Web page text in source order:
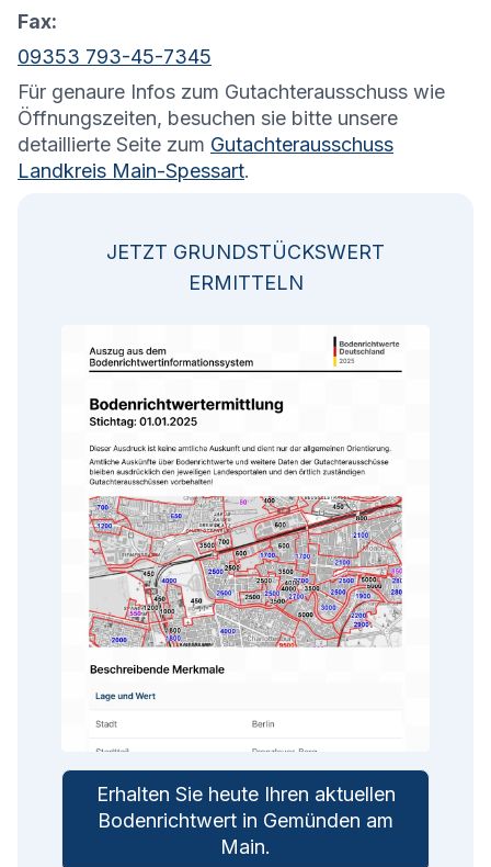
Fax:
09353 793-45-7345
Für genaure Infos zum Gutachterausschuss wie
Öffnungszeiten, besuchen sie bitte unsere
detaillierte Seite zum Gutachterausschuss
Landkreis Main-Spessart.
JETZT GRUNDSTÜCKSWERT
ERMITTELN
Erhalten Sie heute Ihren aktuellen
Bodenrichtwert in Gemünden am
Main.